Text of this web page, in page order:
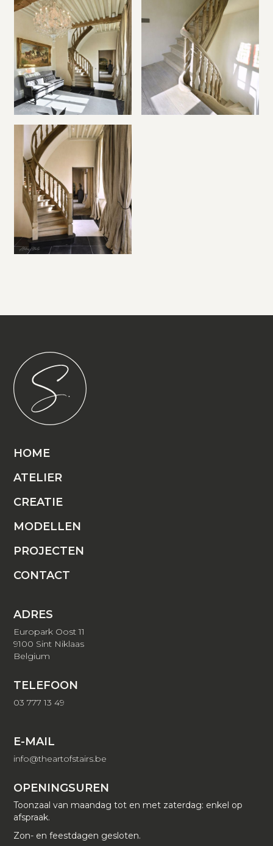
HOME
ATELIER
CREATIE
MODELLEN
PROJECTEN
CONTACT
ADRES
Europark Oost 11
9100 Sint Niklaas
Belgium
TELEFOON
03 777 13 49
E-MAIL
info@theartofstairs.be
OPENINGSUREN
Toonzaal van maandag tot en met zaterdag: enkel op
afspraak.
Zon- en feestdagen gesloten.